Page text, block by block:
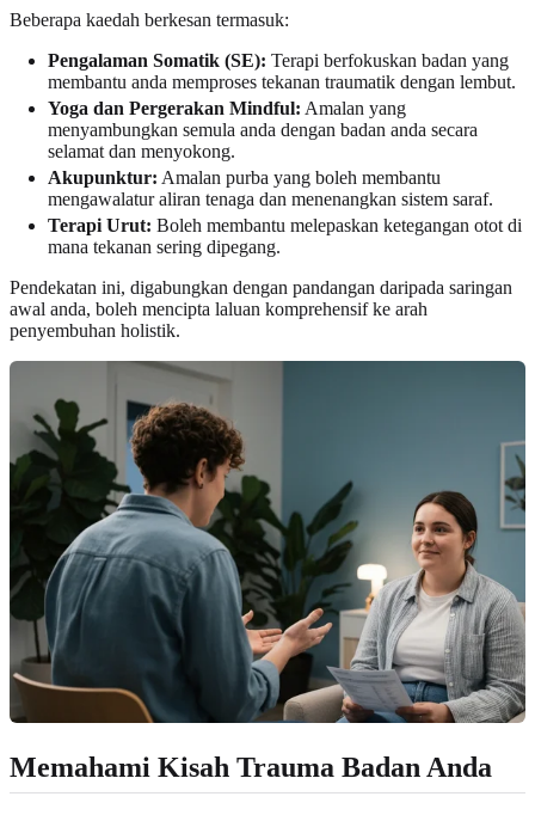
Beberapa kaedah berkesan termasuk:
Pengalaman Somatik (SE): Terapi berfokuskan badan yang
membantu anda memproses tekanan traumatik dengan lembut.
Yoga dan Pergerakan Mindful: Amalan yang
menyambungkan semula anda dengan badan anda secara
selamat dan menyokong.
Akupunktur: Amalan purba yang boleh membantu
mengawalatur aliran tenaga dan menenangkan sistem saraf.
Terapi Urut: Boleh membantu melepaskan ketegangan otot di
mana tekanan sering dipegang.
Pendekatan ini, digabungkan dengan pandangan daripada saringan
awal anda, boleh mencipta laluan komprehensif ke arah
penyembuhan holistik.
Memahami Kisah Trauma Badan Anda